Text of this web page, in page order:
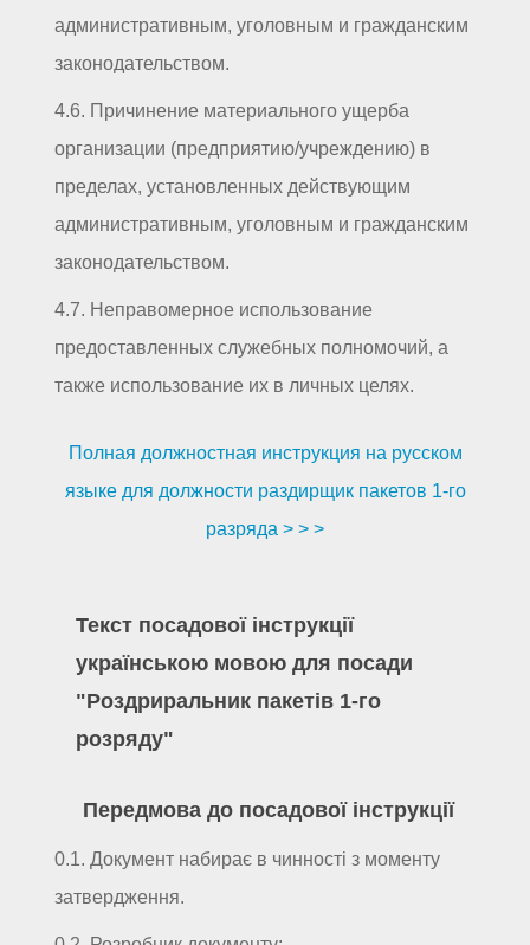
административным, уголовным и гражданским
законодательством.
4.6. Причинение материального ущерба
организации (предприятию/учреждению) в
пределах, установленных действующим
административным, уголовным и гражданским
законодательством.
4.7. Неправомерное использование
предоставленных служебных полномочий, а
также использование их в личных целях.
Полная должностная инструкция на русском
языке для должности раздирщик пакетов 1-го
разряда > > >
Текст посадової інструкції
українською мовою для посади
"Роздриральник пакетів 1-го
розряду"
Передмова до посадової інструкції
0.1. Документ набирає в чинності з моменту
затвердження.